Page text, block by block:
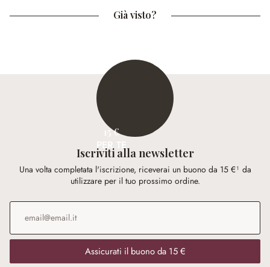
Già visto?
15 €
PER TE
Iscriviti alla newsletter
Una volta completata l'iscrizione, riceverai un buono da 15 €¹ da
utilizzare per il tuo prossimo ordine.
Indirizzo e-mail
Assicurati il buono da 15 €